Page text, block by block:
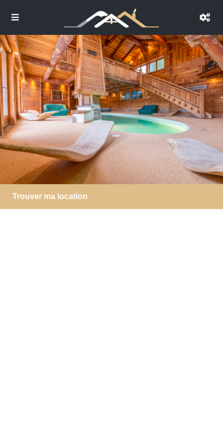
Trouver ma location